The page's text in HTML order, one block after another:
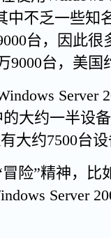
中不乏一些知
台，因此
9000台，美国
Server
大约一半设
大约7500台
”精神，比
Server